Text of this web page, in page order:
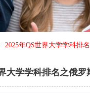
2025年QS世界大学学科排
大学学科排名之俄